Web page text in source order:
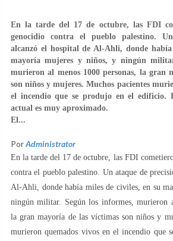
En la tarde del 17 de octubre, las FDI
genocidio contra el pueblo palestino.
alcanzó el hospital de Al-Ahli, donde
mayoría mujeres y niños, y ningún
murieron al menos 1000 personas, la gran
son niños y mujeres. Muchos pacientes
el incendio que se produjo en el edificio.
actual es muy aproximado.
El...
PorAdministrator
En la tarde del 17 de octubre, las FDI
contra el pueblo palestino. Un ataque de
Al-Ahli, donde había miles de civiles, en su
ningún militar. Según los informes, murieron
la gran mayoría de las víctimas son niños y
murieron quemados vivos en el incendio que